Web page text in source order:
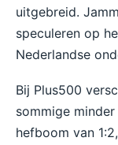
uitgebreid.
speculeren op
Nederlandse
Bij Plus500
sommige
hefboom van